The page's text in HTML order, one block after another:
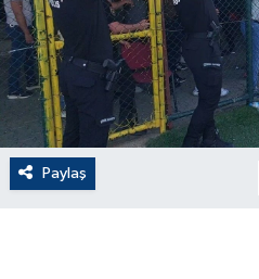
Paylaş
EĞİTİM
EKONOMİ
English News
Finans